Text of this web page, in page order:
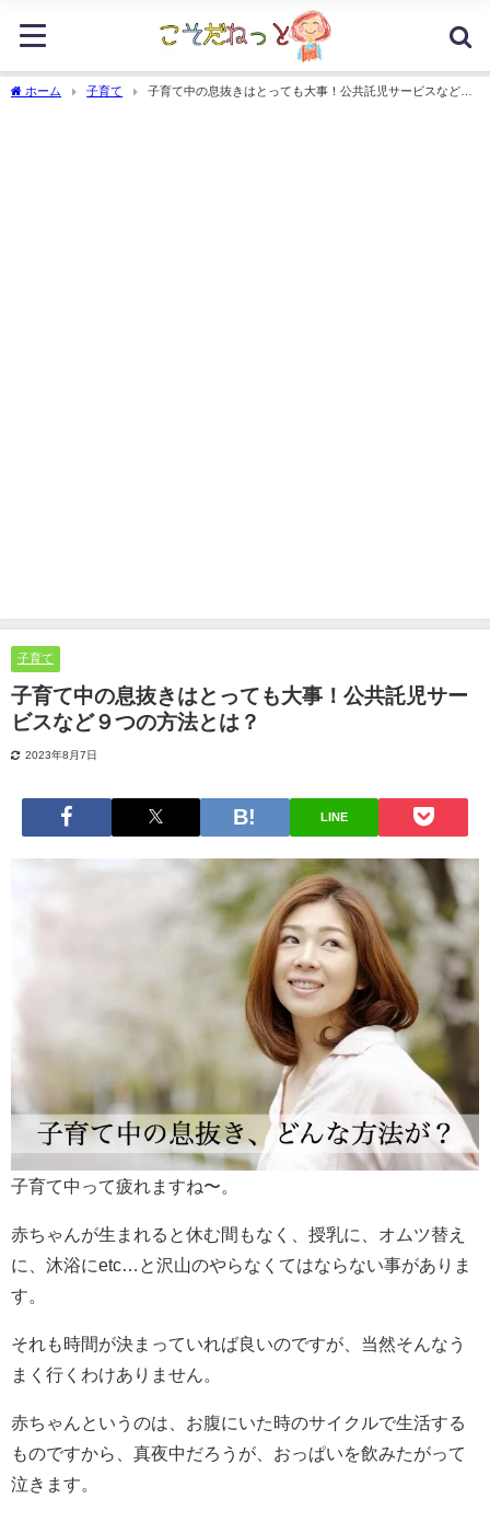
ホーム 子育て
子育て中の息抜きはとっても大事！公共託児サービスなど９
子育て
子育て中の息抜きはとっても大事！公共託児サー
ビスなど９つの方法とは？
2023年8月7日
LINE
子育て中って疲れますね〜。
赤ちゃんが生まれると休む間もなく、授乳に、オムツ替え
に、沐浴にetc…と沢山のやらなくてはならない事がありま
す。
それも時間が決まっていれば良いのですが、当然そんなう
まく行くわけありません。
赤ちゃんというのは、お腹にいた時のサイクルで生活する
ものですから、真夜中だろうが、おっぱいを飲みたがって
泣きます。